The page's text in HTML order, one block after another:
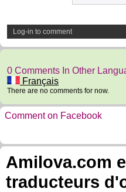
Log-in to comment
0 Comments In Other
Français
There are no comments for now.
Comment on Facebook
Amilova.com
traducteurs